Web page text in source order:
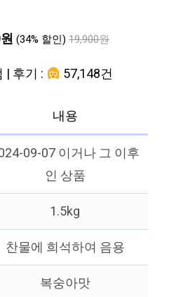
(34% 할인) 19,900원
| 후기 : 57,148건
내용
09-07 이거나 그 이후
인 상품
1.5kg
찬물에 희석하여 음용
복숭아맛